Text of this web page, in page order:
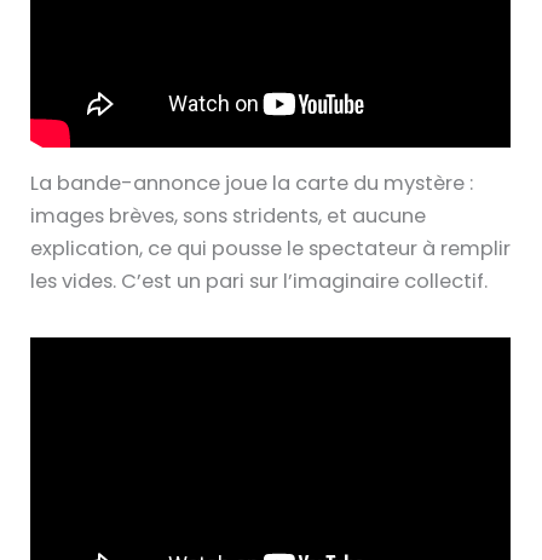
La bande-annonce joue la carte du mystère :
images brèves, sons stridents, et aucune
explication, ce qui pousse le spectateur à remplir
les vides. C’est un pari sur l’imaginaire collectif.